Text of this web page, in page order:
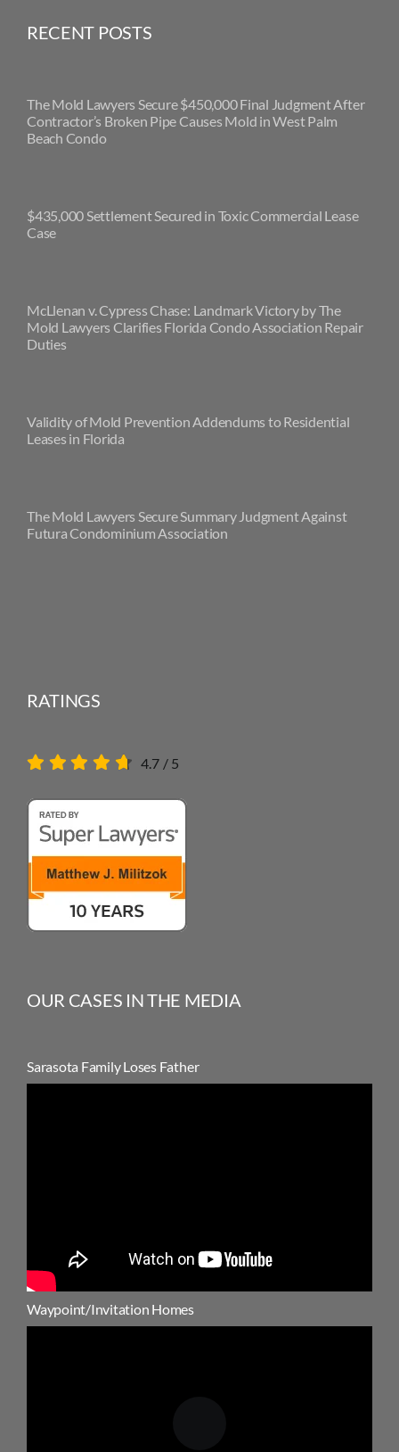
RECENT POSTS
The Mold Lawyers Secure $450,000 Final Judgment After
Contractor’s Broken Pipe Causes Mold in West Palm
Beach Condo
$435,000 Settlement Secured in Toxic Commercial Lease
Case
McLlenan v. Cypress Chase: Landmark Victory by The
Mold Lawyers Clarifies Florida Condo Association Repair
Duties
Validity of Mold Prevention Addendums to Residential
Leases in Florida
The Mold Lawyers Secure Summary Judgment Against
Futura Condominium Association
RATINGS
4.7 / 5
OUR CASES IN THE MEDIA
Sarasota Family Loses Father
Waypoint/Invitation Homes